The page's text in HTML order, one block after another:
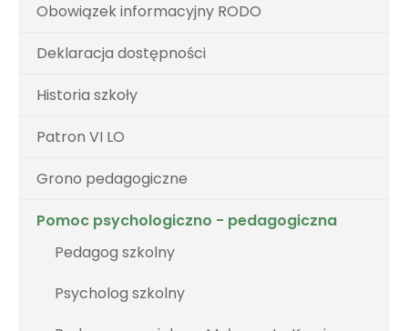
Obowiązek informacyjny RODO
Deklaracja dostępności
Historia szkoły
Patron VI LO
Grono pedagogiczne
Pomoc psychologiczno - pedagogiczna
Pedagog szkolny
Psycholog szkolny